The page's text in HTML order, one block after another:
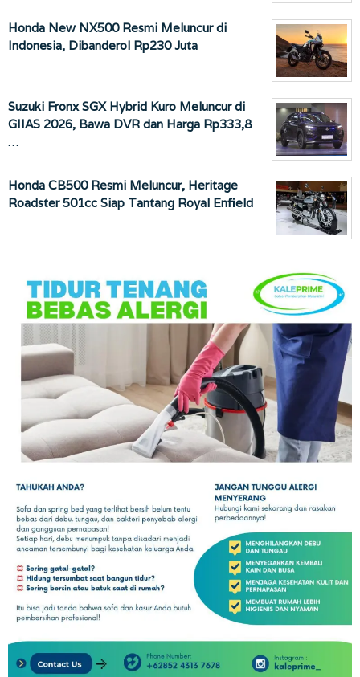
Honda New NX500 Resmi Meluncur di
Indonesia, Dibanderol Rp230 Juta
Suzuki Fronx SGX Hybrid Kuro Meluncur di
GIIAS 2026, Bawa DVR dan Harga Rp333,8
…
Honda CB500 Resmi Meluncur, Heritage
Roadster 501cc Siap Tantang Royal Enfield